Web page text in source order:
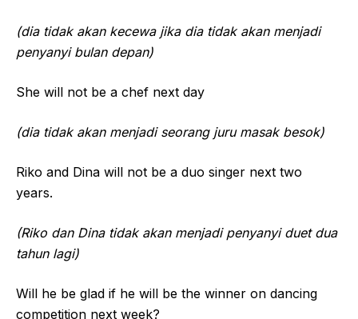
(dia tidak akan kecewa jika dia tidak akan menjadi
penyanyi bulan depan)
She will not be a chef next day
(dia tidak akan menjadi seorang juru masak besok)
Riko and Dina will not be a duo singer next two
years.
(Riko dan Dina tidak akan menjadi penyanyi duet dua
tahun lagi)
Will he be glad if he will be the winner on dancing
competition next week?